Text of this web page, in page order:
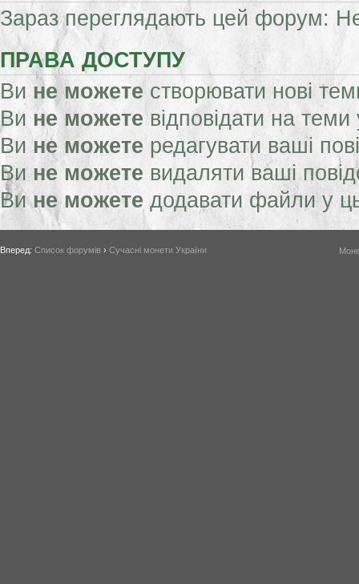
Зараз переглядають цей форум:
ПРАВА ДОСТУПУ
Ви не можете створювати нові
Ви не можетевідповідати на
Вине можете редагувати ваші
Ви не можете видаляти ваші
Вине можете додавати файли у
Вперед: Список форумів › Сучасні монети України